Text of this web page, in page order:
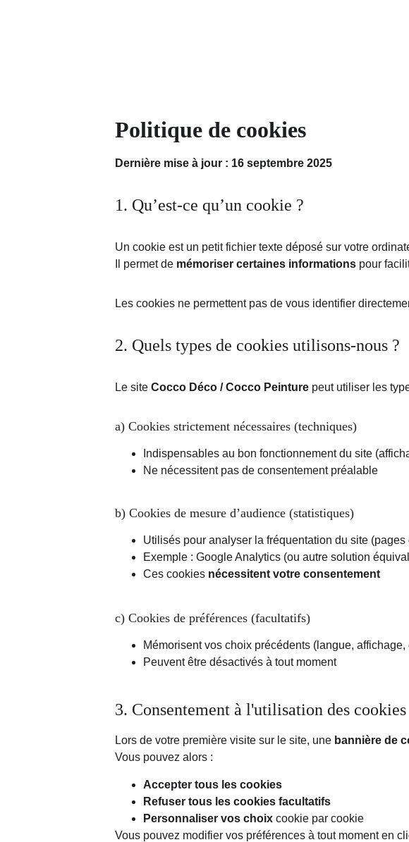
Politique de cookies
Dernière mise à jour : 16 septembre 2025
1. Qu’est-ce qu’un cookie ?
Un cookie est un petit fichier texte déposé sur votre
Il permet de mémoriser certaines informations pour
Les cookies ne permettent pas de vous identifier
2. Quels types de cookies utilisons-nous ?
Le site Cocco Déco / Cocco Peinture peut utiliser les
a) Cookies strictement nécessaires (techniques)
Indispensables au bon fonctionnement du site
Ne nécessitent pas de consentement préalable
b) Cookies de mesure d’audience (statistiques)
Utilisés pour analyser la fréquentation du site
Exemple : Google Analytics (ou autre solution
Ces cookies nécessitent votre consentement
c) Cookies de préférences (facultatifs)
Mémorisent vos choix précédents (langue, affichage,
Peuvent être désactivés à tout moment
3. Consentement à l'utilisation des cookies
Lors de votre première visite sur le site, une bannière de
Vous pouvez alors :
Accepter tous les cookies
Refuser tous les cookies facultatifs
Personnaliser vos choix cookie par cookie
Vous pouvez modifier vos préférences à tout moment en